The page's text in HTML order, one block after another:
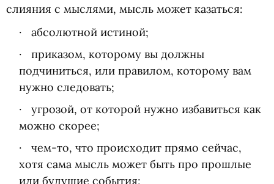
слияния с мыслями, мысль может казаться:
абсолютной истиной;
приказом, которому вы должны
подчиниться, или правилом, которому вам
нужно следовать;
угрозой, от которой нужно избавиться как
можно скорее;
чем-то, что происходит прямо сейчас,
хотя сама мысль может быть про прошлые
или будущие события;